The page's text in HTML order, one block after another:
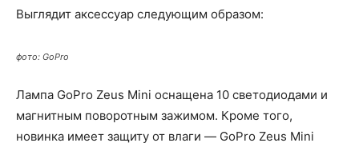
Выглядит аксессуар следующим образом:
фото: GoPro
Лампа GoPro Zeus Mini оснащена 10 светодиодами и
магнитным поворотным зажимом. Кроме того,
новинка имеет защиту от влаги — GoPro Zeus Mini